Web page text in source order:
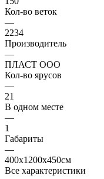
Кол-во веток
—
2234
Производитель
—
ПЛАСТ ООО
Кол-во ярусов
—
21
В одном месте
—
1
Габариты
—
400x1200x450см
Все характеристики